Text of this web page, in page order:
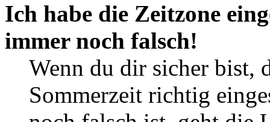
Ich habe die Zeitzone
immer noch falsch!
Wenn du dir sicher bist,
Sommerzeit richtig